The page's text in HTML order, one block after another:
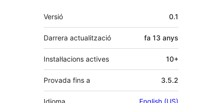
Meta
Versió 0.1
Darrera actualització fa 13 anys
Instal·lacions actives 10+
Provada fins a 3.5.2
Idioma English (US)